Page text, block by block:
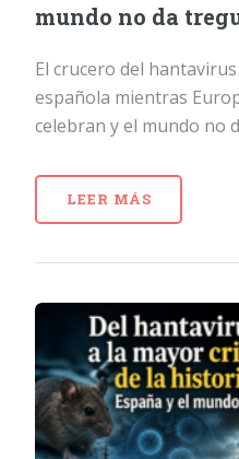
mundo no da
El crucero del
española mientras
celebran y el mundo no
LEER MÁS